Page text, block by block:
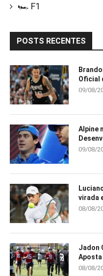
🏎️ F1
POSTS RECENTES
Oficial
09/08/
Alpine
09/08/
virada
08/08/
Jadon
Aposta
08/08/